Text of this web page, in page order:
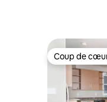
Coup de
Coup de